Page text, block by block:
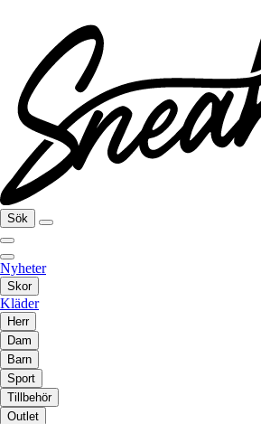
Sök
Nyheter
Skor
Kläder
Herr
Dam
Barn
Sport
Tillbehör
Outlet